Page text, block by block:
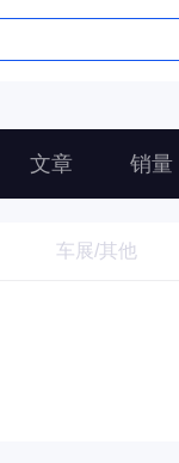
文章 销量
车展/其他